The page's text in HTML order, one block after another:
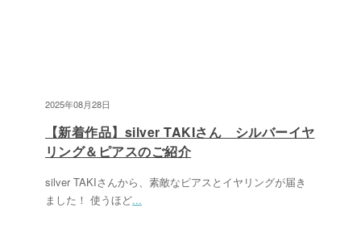
2025年08月28日
【新着作品】silver TAKIさん シルバーイヤ
リング＆ピアスのご紹介
silver TAKIさんから、素敵なピアスとイヤリングが届き
ました！ 使うほど...